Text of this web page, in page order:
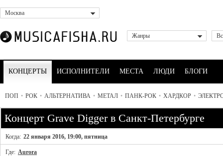
Москва
Жанры
КОНЦЕРТЫ ИСПОЛНИТЕЛИ МЕСТА ЛЮДИ БЛОГИ
ПОП • РОК • АЛЬТЕРНАТИВА • МЕТАЛ • ПАНК-РОК • ХАРДКОР •
Концерт Grave Digger в Санкт-Петербурге
Когда: 22 января 2016, 19:00, пятница
Где: Aurora